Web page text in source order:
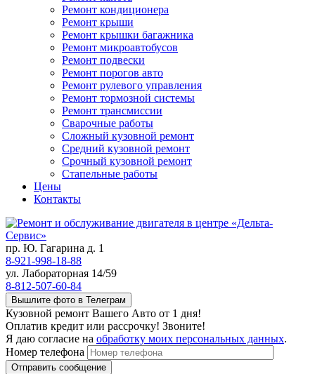
Ремонт кондиционера
Ремонт крыши
Ремонт крышки багажника
Ремонт микроавтобусов
Ремонт подвески
Ремонт порогов авто
Ремонт рулевого управления
Ремонт тормозной системы
Ремонт трансмиссии
Сварочные работы
Сложный кузовной ремонт
Средний кузовной ремонт
Срочный кузовной ремонт
Стапельные работы
Цены
Контакты
пр. Ю. Гагарина д. 1
8-921-998-18-88
ул. Лабораторная 14/59
8-812-507-60-84
Вышлите фото в Телеграм
Кузовной ремонт Вашего Авто от 1 дня!
Оплатив кредит или рассрочку! Звоните!
Я даю согласие на обработку моих персональных данных.
Номер телефона